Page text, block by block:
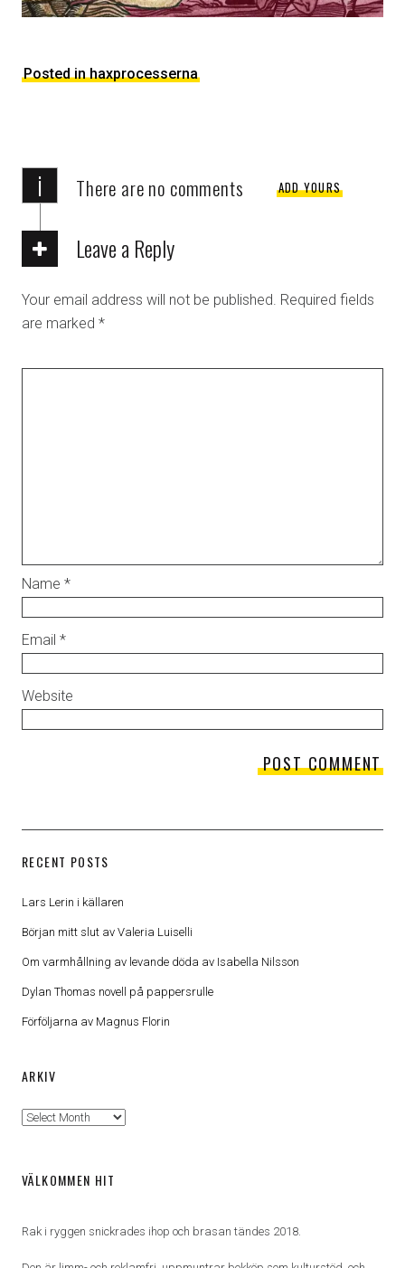
Posted in haxprocesserna
i There are no comments ADD YOURS
Leave a Reply
Your email address will not be published. Required fields
are marked *
Name *
Email *
Website
RECENT POSTS
Lars Lerin i källaren
Början mitt slut av Valeria Luiselli
Om varmhållning av levande döda av Isabella Nilsson
Dylan Thomas novell på pappersrulle
Förföljarna av Magnus Florin
ARKIV
Arkiv
VÄLKOMMEN HIT
Rak i ryggen snickrades ihop och brasan tändes 2018.